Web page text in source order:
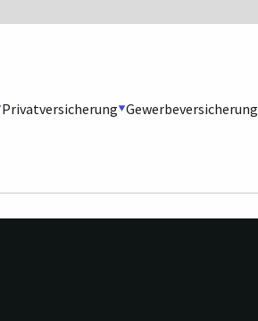
Privatversicherung Gewerbeversicherung